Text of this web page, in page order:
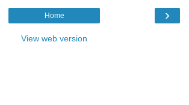
›
Home
View web version